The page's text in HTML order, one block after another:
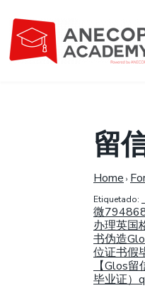
留
Home ›
Etiquetado:
微
办理英国
书伪造
位证书假
【Glos
毕业证）